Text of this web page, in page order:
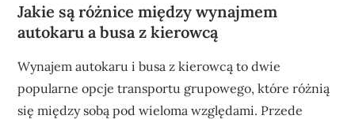
Jakie są różnice między wynajmem
autokaru a busa z kierowcą
Wynajem autokaru i busa z kierowcą to dwie
popularne opcje transportu grupowego, które różnią
się między sobą pod wieloma względami. Przede